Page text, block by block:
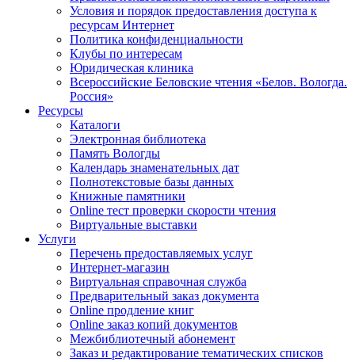
Условия и порядок предоставления доступа к
ресурсам Интернет
Политика конфиденциальности
Клубы по интересам
Юридическая клиника
Всероссийские Беловские чтения «Белов. Вологда.
Россия»
Ресурсы
Каталоги
Электронная библиотека
Память Вологды
Календарь знаменательных дат
Полнотекстовые базы данных
Книжные памятники
Online тест проверки скорости чтения
Виртуальные выставки
Услуги
Перечень предоставляемых услуг
Интернет-магазин
Виртуальная справочная служба
Предварительный заказ документа
Online продление книг
Online заказ копий документов
Межбиблиотечный абонемент
Заказ и редактирование тематических списков